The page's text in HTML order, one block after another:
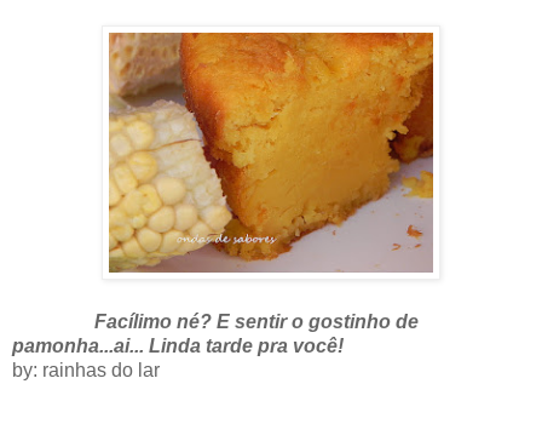
Facílimo né? E sentir o gostinho de
pamonha...ai... Linda tarde pra você!
by: rainhas do lar